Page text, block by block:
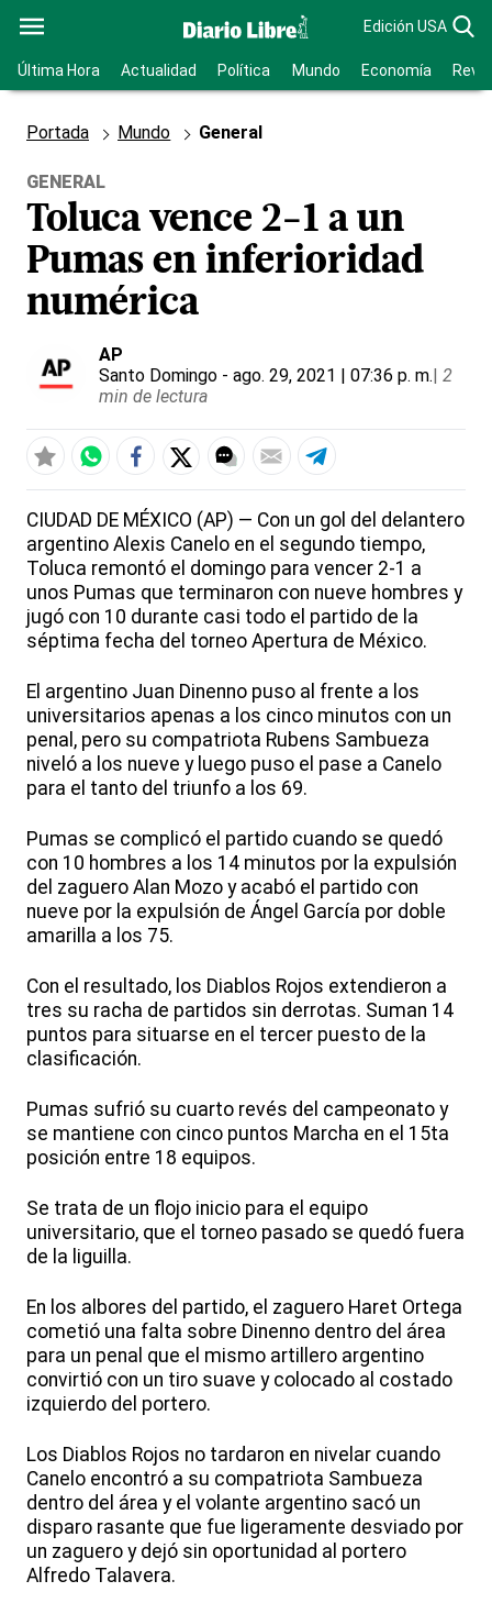
Edición USA
Última Hora Actualidad Política Mundo Economía
Portada Mundo General
GENERAL
Toluca vence 2-1 a un
Pumas en inferioridad
numérica
AP
Santo Domingo - ago. 29, 2021 | 07:36 p. m.| 2
min de lectura
CIUDAD DE MÉXICO (AP) — Con un gol del delantero
argentino Alexis Canelo en el segundo tiempo,
Toluca remontó el domingo para vencer 2-1 a
unos Pumas que terminaron con nueve hombres y
jugó con 10 durante casi todo el partido de la
séptima fecha del torneo Apertura de México.
El argentino Juan Dinenno puso al frente a los
universitarios apenas a los cinco minutos con un
penal, pero su compatriota Rubens Sambueza
niveló a los nueve y luego puso el pase a Canelo
para el tanto del triunfo a los 69.
Pumas se complicó el partido cuando se quedó
con 10 hombres a los 14 minutos por la expulsión
del zaguero Alan Mozo y acabó el partido con
nueve por la expulsión de Ángel García por doble
amarilla a los 75.
Con el resultado, los Diablos Rojos extendieron a
tres su racha de partidos sin derrotas. Suman 14
puntos para situarse en el tercer puesto de la
clasificación.
Pumas sufrió su cuarto revés del campeonato y
se mantiene con cinco puntos Marcha en el 15ta
posición entre 18 equipos.
Se trata de un flojo inicio para el equipo
universitario, que el torneo pasado se quedó fuera
de la liguilla.
En los albores del partido, el zaguero Haret Ortega
cometió una falta sobre Dinenno dentro del área
para un penal que el mismo artillero argentino
convirtió con un tiro suave y colocado al costado
izquierdo del portero.
Los Diablos Rojos no tardaron en nivelar cuando
Canelo encontró a su compatriota Sambueza
dentro del área y el volante argentino sacó un
disparo rasante que fue ligeramente desviado por
un zaguero y dejó sin oportunidad al portero
Alfredo Talavera.